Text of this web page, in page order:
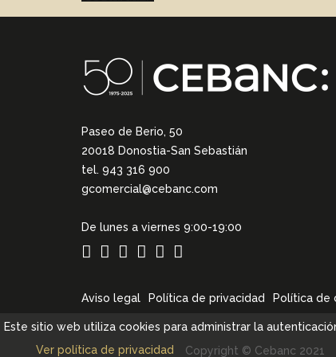
Paseo de Berio, 50
20018 Donostia-San Sebastián
tel. 943 316 900
gcomercial@cebanc.com
De lunes a viernes 9:00-19:00
Aviso legal Política de privacidad Política de
Copyright © Cebanc 2021
Este sitio web utiliza cookies para administrar la
Ver política de privacidad